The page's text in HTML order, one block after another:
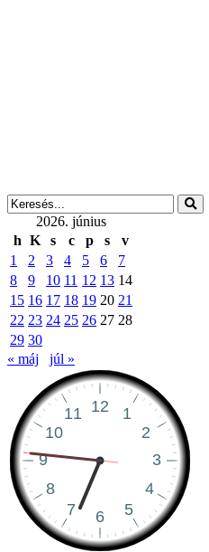
2026. június
h K s c p s
v
1
2 3 4 5 6
7
8
9 10 11 12 13 14
15 16 17 18 19 20 21
22 23 24 25 26 27 28
29 30
« máj
júl »